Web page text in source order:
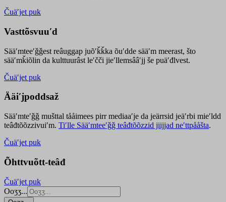
Čuäʹjet puk
Vasttõsvuuʹd
Sääʹmteeʹǧǧest reâuggap juõʹǩǩka õuʹdde sääʹm meerast, što
sääʹmǩiõlin da kulttuurâst leʹčči jieʹllemsââʹjj še puäʹđlvest.
Čuäʹjet puk
Ääiʹjpoddsaž
Sääʹmteʹǧǧ mušttal tååimees pirr mediaaʹje da jeärrsid jeäʹrbi mieʹldd
teâđtõõzzivuiʹm. Tiʹlle Sääʹmteeʹǧǧ teâđtõõzzid jiijjad neʹttpååšta.
Čuäʹjet puk
Õhttvuõtt-teâđ
Čuäʹjet puk
Ooʒʒ...